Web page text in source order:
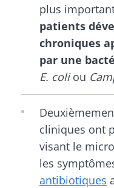
plus
patients
chroniques
par une
E. coliou
cliniques ont
visant le
les
antibiotiques